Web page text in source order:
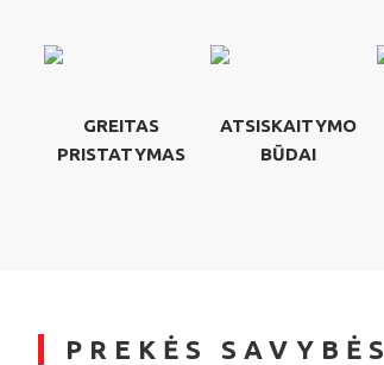
GREITAS
PRISTATYMAS
ATSISKAITYMO
BŪDAI
PREKĖS SAVYBĖS